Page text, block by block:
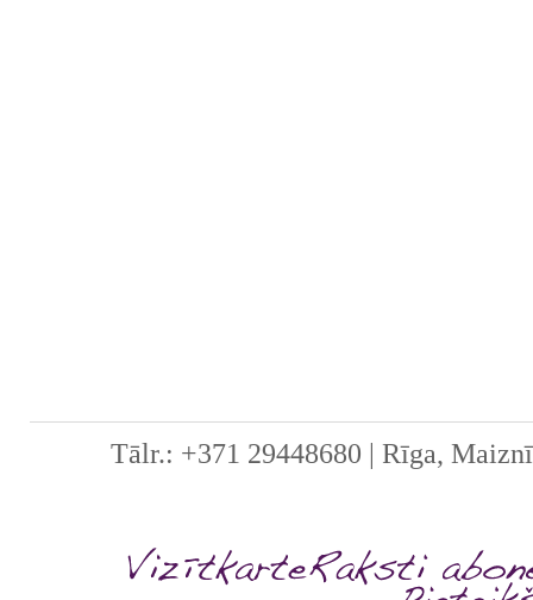
precīzs
Tālr.: +371 29448680 | Rīga,